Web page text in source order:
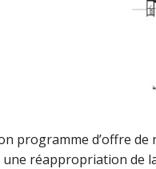
programme d’offre
réappropriation de